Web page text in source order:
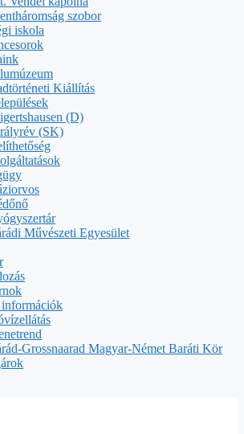
szobor
iskola
Kiállítás
(D)
(SK)
Művészeti Egyesület
információk
Grossnaarad Magyar-Német Baráti Kör